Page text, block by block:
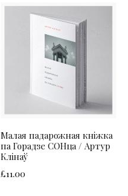
Малая падарожная кніжка
па Горадзе СОНца / Артур
Клінаў
£11.00